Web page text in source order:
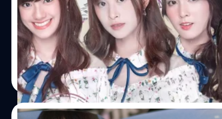
ครบ 1 เดือนพอดีหลังจาก งาน BNK48 เปิดตัว BNK48 รุ่นที่
Kimi wa Melody : เธอคือ...เมโลดี้ วันนี้กลางงานจับมือในช่ว
เซ็มบัตสึ ซิงเกิ้ลที่ 4 Kimi wa Melody : เธอคือ...เมโลดี้ ถือว่
โดยมีทั้ง BNK48 รุ่นที่ 1 & BNK48 รุ่นที่ 2 และเป็นครั้งแรก
ใครกันบ้าง สำหรับน้องๆ ที่ติดเซ็มบัตสึ เป็นครั้งแรกได้แก่
Meechok Dechpokasup| 2912 days ago
Read More
04/08/2018